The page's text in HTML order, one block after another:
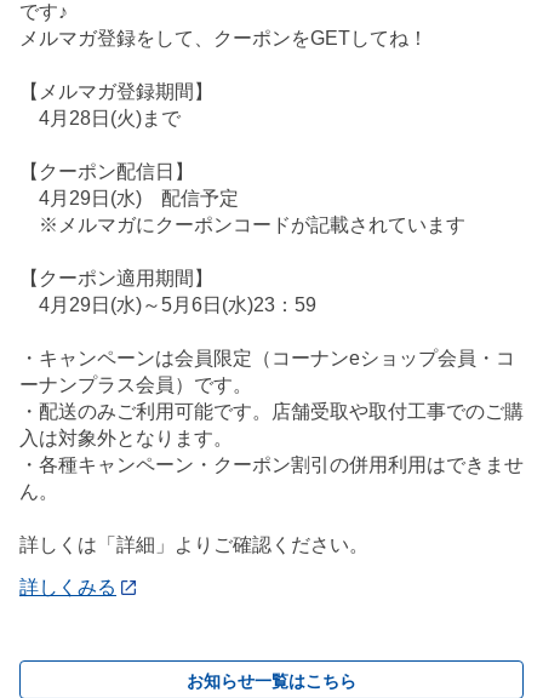
です♪
メルマガ登録をして、クーポンをGETしてね！
【メルマガ登録期間】
4月28日(火)まで
【クーポン配信日】
4月29日(水) 配信予定
※メルマガにクーポンコードが記載されています
【クーポン適用期間】
4月29日(水)～5月6日(水)23：59
・キャンペーンは会員限定（コーナンeショップ会員・コ
ーナンプラス会員）です。
・配送のみご利用可能です。店舗受取や取付工事でのご購
入は対象外となります。
・各種キャンペーン・クーポン割引の併用利用はできませ
ん。
詳しくは「詳細」よりご確認ください。
詳しくみる
お知らせ一覧はこちら